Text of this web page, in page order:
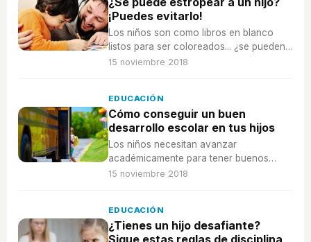
¡Puedes evitarlo!
Los niños son como libros en blanco
listos para ser coloreados... ¿se pueden
'estropear' si no se 'pintan' bien?
15 noviembre 2018
EDUCACIÓN
Cómo conseguir un buen
desarrollo escolar en tus hijos
Los niños necesitan avanzar
académicamente para tener buenos
resultados, pero, ¿en qué consiste un
15 noviembre 2018
EDUCACIÓN
¿Tienes un hijo desafiante?
Sigue estas reglas de disciplina